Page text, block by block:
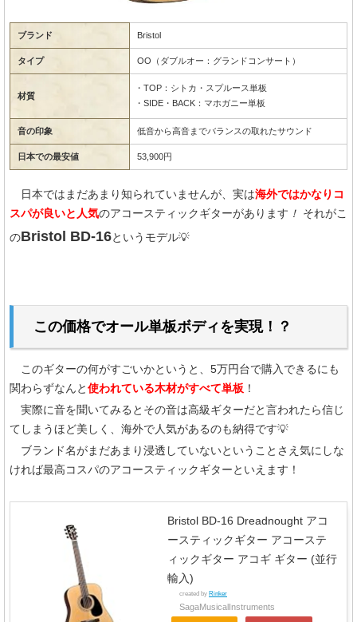
ブランド Bristol
タイプ OO（ダブルオー：グランドコンサート）
材質
・TOP：シトカ・スプルース単板
・SIDE・BACK：マホガニー単板
音の印象 低音から高音までバランスの取れたサウンド
日本での最安値 53,900円
日本ではまだあまり知られていませんが、実は海外ではかなりコ
スパが良いと人気のアコースティックギターがあります ！ それがこ
のBristol BD-16というモデル💡
この価格でオール単板ボディを実現！？
このギターの何がすごいかというと、5万円台で購入できるにも
関わらずなんと 使われている木材がすべて単板 ！
実際に音を聞いてみるとその音は高級ギターだと言われたら信じ
てしまうほど美しく、海外で人気があるのも納得です💡
ブランド名がまだあまり浸透していないということさえ気にしな
ければ最高コスパのアコースティックギターといえます！
Bristol BD-16 Dreadnought アコ
ースティックギター アコーステ
ィックギター アコギ ギター (並行
輸入)
created by Rinker
SagaMusicalInstruments